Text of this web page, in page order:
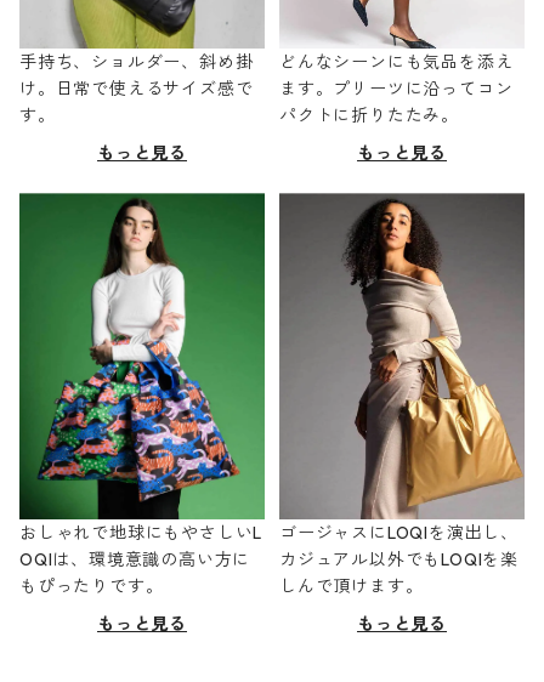
手持ち、ショルダー、斜め掛
け。日常で使えるサイズ感で
す。
もっと見る
どんなシーンにも気品を添え
ます。プリーツに沿ってコン
パクトに折りたたみ。
もっと見る
おしゃれで地球にもやさしいL
OQIは、環境意識の高い方に
もぴったりです。
もっと見る
ゴージャスにLOQIを演出し、
カジュアル以外でもLOQIを楽
しんで頂けます。
もっと見る